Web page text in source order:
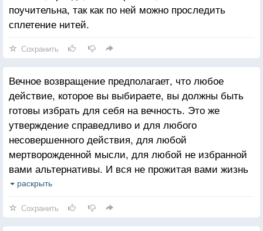
поучительна, так как по ней можно проследить
сплетение нитей.
Сохранить
Вечное возвращение предполагает, что любое
действие, которое вы выбираете, вы должны быть
готовы избрать для себя на вечность. Это же
утверждение справедливо и для любого
несовершенного действия, для любой
мертворожденной мысли, для любой не избранной
вами альтернативы. И вся не прожитая вами жизнь
останется наростом внутри вас – жизнь, которую вы
вами голос совести будет вечно взывать к вам.
раскрыть
Сохранить